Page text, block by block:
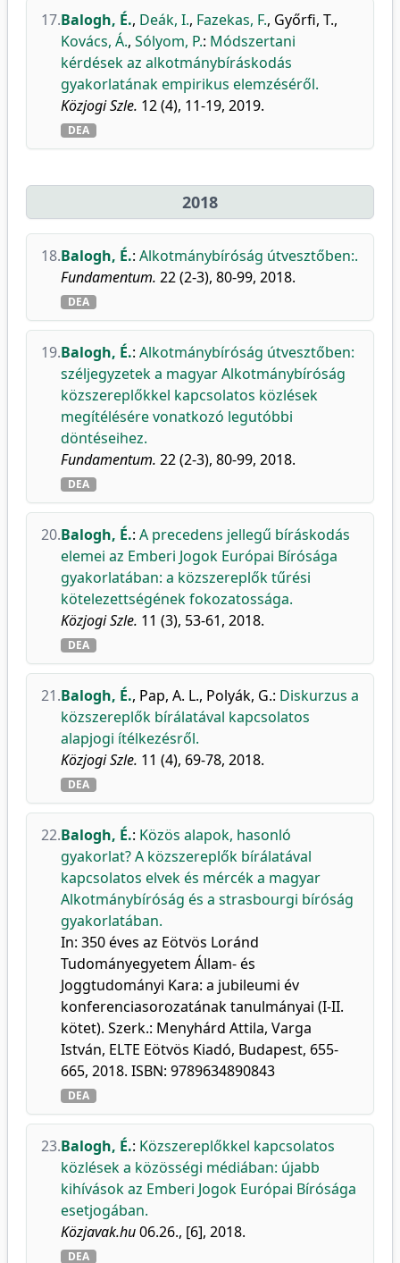
17.Balogh, É., Deák, I., Fazekas, F., Győrfi, T.,
Kovács, Á., Sólyom, P.: Módszertani
kérdések az alkotmánybíráskodás
gyakorlatának empirikus elemzéséről.
Közjogi Szle. 12 (4), 11-19, 2019.
DEA
2018
18.Balogh, É.: Alkotmánybíróság útvesztőben:.
Fundamentum. 22 (2-3), 80-99, 2018.
DEA
19.Balogh, É.: Alkotmánybíróság útvesztőben:
széljegyzetek a magyar Alkotmánybíróság
közszereplőkkel kapcsolatos közlések
megítélésére vonatkozó legutóbbi
döntéseihez.
Fundamentum. 22 (2-3), 80-99, 2018.
DEA
20.Balogh, É.: A precedens jellegű bíráskodás
elemei az Emberi Jogok Európai Bírósága
gyakorlatában: a közszereplők tűrési
kötelezettségének fokozatossága.
Közjogi Szle. 11 (3), 53-61, 2018.
DEA
21.Balogh, É., Pap, A. L., Polyák, G.: Diskurzus a
közszereplők bírálatával kapcsolatos
alapjogi ítélkezésről.
Közjogi Szle. 11 (4), 69-78, 2018.
DEA
22.Balogh, É.: Közös alapok, hasonló
gyakorlat? A közszereplők bírálatával
kapcsolatos elvek és mércék a magyar
Alkotmánybíróság és a strasbourgi bíróság
gyakorlatában.
In: 350 éves az Eötvös Loránd
Tudományegyetem Állam- és
Joggtudományi Kara: a jubileumi év
konferenciasorozatának tanulmányai (I-II.
kötet). Szerk.: Menyhárd Attila, Varga
István, ELTE Eötvös Kiadó, Budapest, 655-
665, 2018. ISBN: 9789634890843
DEA
23.Balogh, É.: Közszereplőkkel kapcsolatos
közlések a közösségi médiában: újabb
kihívások az Emberi Jogok Európai Bírósága
esetjogában.
Közjavak.hu06.26., [6], 2018.
DEA